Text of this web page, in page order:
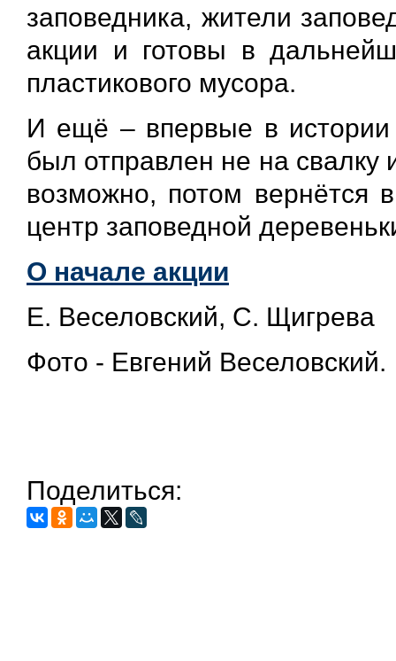
заповедника, жители
акции и готовы в
пластикового мусора.
И ещё – впервые в
был отправлен не на свалку
возможно, потом вернётся
центр заповедной
О начале акции
Е. Веселовский, С. Щигрева
Фото - Евгений Веселовский.
Поделиться: